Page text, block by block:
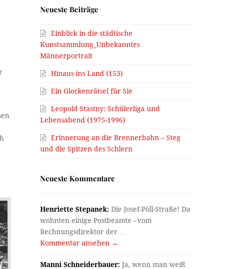
Neueste Beiträge
Einblick in die städtische
Kunstsammlung_Unbekanntes
Männerportrait
Hinaus ins Land (153)
Ein Glockenrätsel für Sie
Leopold Stastny: Schülerliga und
Lebensabend (1975-1996)
Erinnerung an die Brennerbahn – Steg
und die Spitzen des Schlern
Neueste Kommentare
Henriette Stepanek: Die Josef-Pöll-Straße! Da
wohnten einige Postbeamte - vom
Rechnungsdirektor der…
Kommentar ansehen →
Manni Schneiderbauer: Ja, wenn man weiß